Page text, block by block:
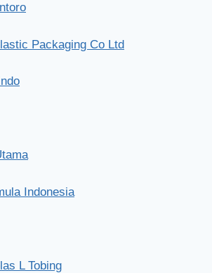
Packaging Co Ltd
Indonesia
L Tobing